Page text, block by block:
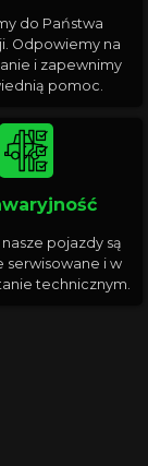
do Państwa
Odpowiemy na
i zapewnimy
pomoc.
pojazdy są
serwisowane i w
technicznym.